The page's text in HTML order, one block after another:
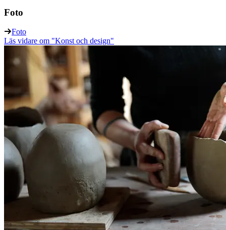
Foto
Foto
Läs vidare om "Konst och design"